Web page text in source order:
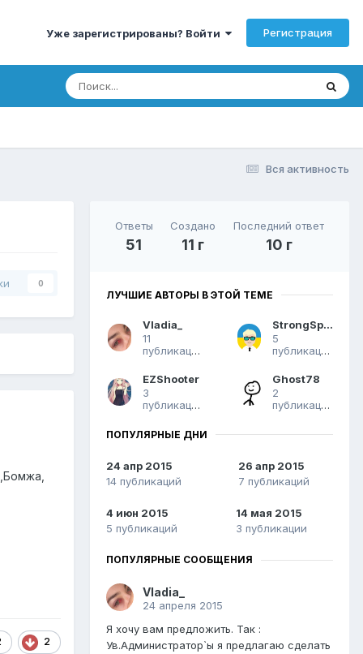
Уже зарегистрированы? Войти Регистрация
Вся активность
0
2
Ответы
51
Создано
11 г
Последний ответ
10 г
ЛУЧШИЕ АВТОРЫ В ЭТОЙ ТЕМЕ
Vladia_
11
публикаций
StrongSpirit
5
публикаций
EZShooter
3
публикации
Ghost78
2
публикации
ПОПУЛЯРНЫЕ ДНИ
24 апр 2015
14 публикаций
26 апр 2015
7 публикаций
4 июн 2015
5 публикаций
14 мая 2015
3 публикации
ПОПУЛЯРНЫЕ СООБЩЕНИЯ
Vladia_
24 апреля 2015
Я хочу вам предложить. Так :
Ув.Администратор`ы я предлагаю сделать